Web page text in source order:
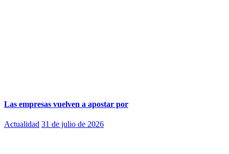
Las empresas vuelven a apostar por
Actualidad 31 de julio de 2026